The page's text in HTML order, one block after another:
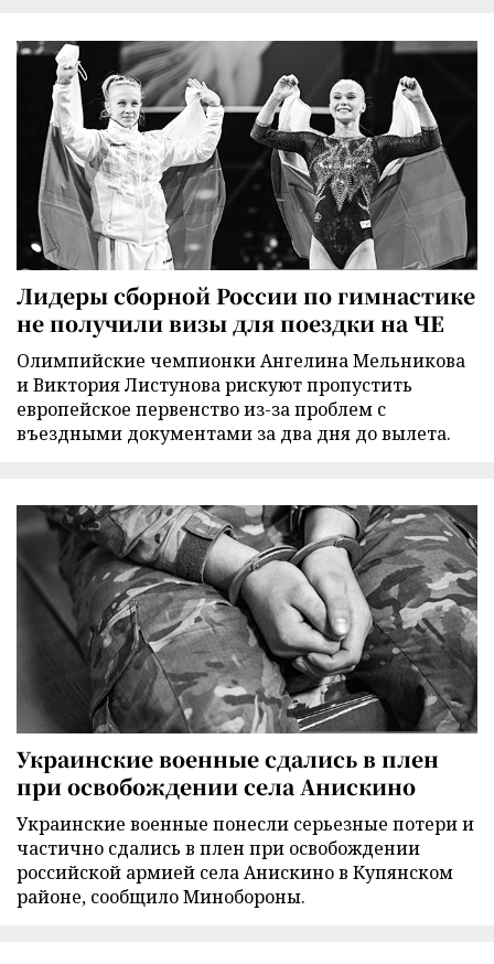
Лидеры сборной России по гимнастике
не получили визы для поездки на ЧЕ
Олимпийские чемпионки Ангелина Мельникова
и Виктория Листунова рискуют пропустить
европейское первенство из-за проблем с
въездными документами за два дня до вылета.
Украинские военные сдались в плен
при освобождении села Анискино
Украинские военные понесли серьезные потери и
частично сдались в плен при освобождении
российской армией села Анискино в Купянском
районе, сообщило Минобороны.